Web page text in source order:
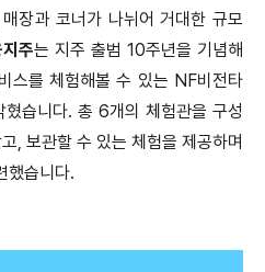
장과 코너가 나뉘어 거대한 규모
주는 지주 출범 10주년을 기념해
스를 체험해볼 수 있는 NF비전타
습니다. 총 6개의 체험관을 구성
, 보관할 수 있는 체험을 제공하며
했습니다.